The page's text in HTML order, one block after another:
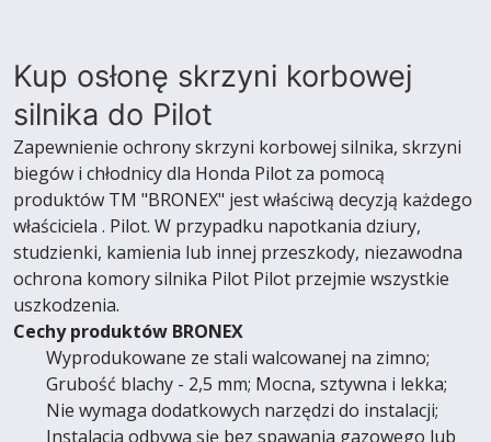
Kup osłonę skrzyni korbowej
silnika do Pilot
Zapewnienie ochrony skrzyni korbowej silnika, skrzyni
biegów i chłodnicy dla Honda Pilot za pomocą
produktów TM "BRONEX" jest właściwą decyzją każdego
właściciela . Pilot. W przypadku napotkania dziury,
studzienki, kamienia lub innej przeszkody, niezawodna
ochrona komory silnika Pilot Pilot przejmie wszystkie
uszkodzenia.
Cechy produktów BRONEX
Wyprodukowane ze stali walcowanej na zimno;
Grubość blachy - 2,5 mm; Mocna, sztywna i lekka;
Nie wymaga dodatkowych narzędzi do instalacji;
Instalacja odbywa się bez spawania gazowego lub